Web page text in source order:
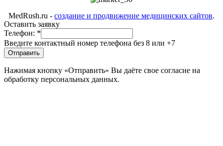
MedRush.ru - создание и продвижение медицинских сайтов.
Оставить заявку
Телефон: *
Введите контактный номер телефона без 8 или +7
Отправить
Нажимая кнопку «Отправить» Вы даёте свое согласие на
обработку персональных данных.